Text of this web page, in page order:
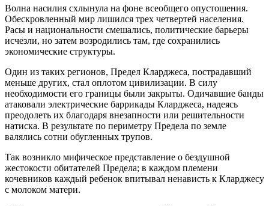
Волна насилия схлынула на фоне всеобщего опустошения.
Обескровленный мир лишился трех четвертей населения.
Расы и национальности смешались, политические барьеры
исчезли, но затем возродились там, где сохранились
экономические структуры.
Один из таких регионов, Предел Кларджеса, пострадавший
меньше других, стал оплотом цивилизации. В силу
необходимости его границы были закрыты. Одичавшие банды
атаковали электрические баррикады Кларджеса, надеясь
преодолеть их благодаря внезапности или решительности
натиска. В результате по периметру Предела по земле
валялись сотни обугленных трупов.
Так возникло мифическое представление о бездушной
жестокости обитателей Предела; в каждом племени
кочевников каждый ребенок впитывал ненависть к Кларджесу
с молоком матери.